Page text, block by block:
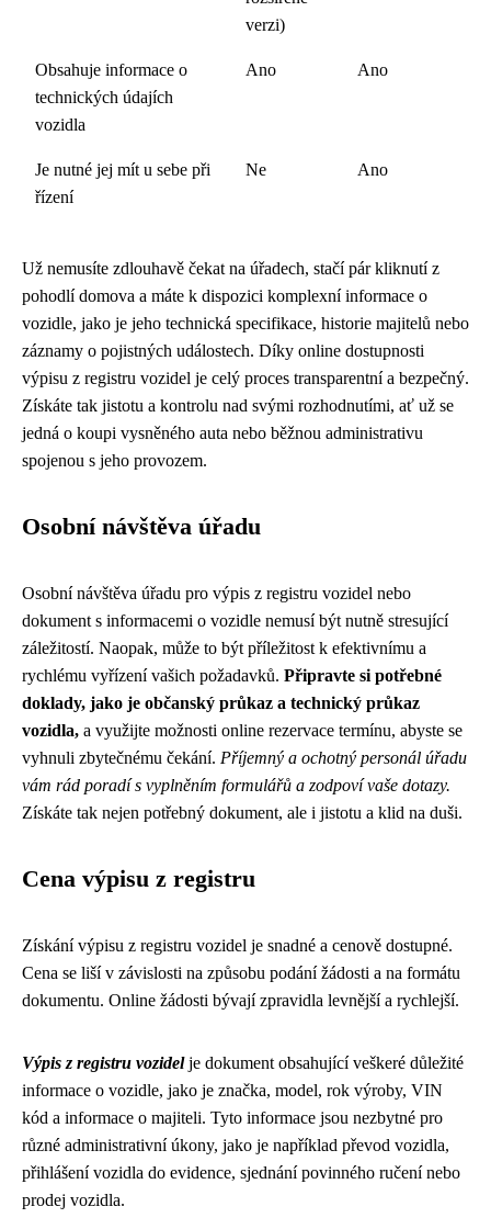
verzi)
Obsahuje informace o
technických údajích
vozidla
Ano Ano
Je nutné jej mít u sebe při
řízení
Ne Ano
Už nemusíte zdlouhavě čekat na úřadech, stačí pár kliknutí z
pohodlí domova a máte k dispozici komplexní informace o
vozidle, jako je jeho technická specifikace, historie majitelů nebo
záznamy o pojistných událostech. Díky online dostupnosti
výpisu z registru vozidel je celý proces transparentní a bezpečný.
Získáte tak jistotu a kontrolu nad svými rozhodnutími, ať už se
jedná o koupi vysněného auta nebo běžnou administrativu
spojenou s jeho provozem.
Osobní návštěva úřadu
Osobní návštěva úřadu pro výpis z registru vozidel nebo
dokument s informacemi o vozidle nemusí být nutně stresující
záležitostí. Naopak, může to být příležitost k efektivnímu a
rychlému vyřízení vašich požadavků. Připravte si potřebné
doklady, jako je občanský průkaz a technický průkaz
vozidla, a využijte možnosti online rezervace termínu, abyste se
vyhnuli zbytečnému čekání. Příjemný a ochotný personál úřadu
vám rád poradí s vyplněním formulářů a zodpoví vaše dotazy.
Získáte tak nejen potřebný dokument, ale i jistotu a klid na duši.
Cena výpisu z registru
Získání výpisu z registru vozidel je snadné a cenově dostupné.
Cena se liší v závislosti na způsobu podání žádosti a na formátu
dokumentu. Online žádosti bývají zpravidla levnější a rychlejší.
Výpis z registru vozidelje dokument obsahující veškeré důležité
informace o vozidle, jako je značka, model, rok výroby, VIN
kód a informace o majiteli. Tyto informace jsou nezbytné pro
různé administrativní úkony, jako je například převod vozidla,
přihlášení vozidla do evidence, sjednání povinného ručení nebo
prodej vozidla.